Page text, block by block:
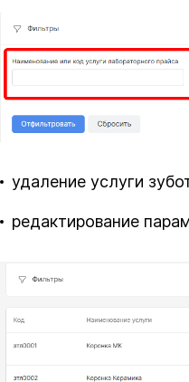
удаление услуги
редактирование